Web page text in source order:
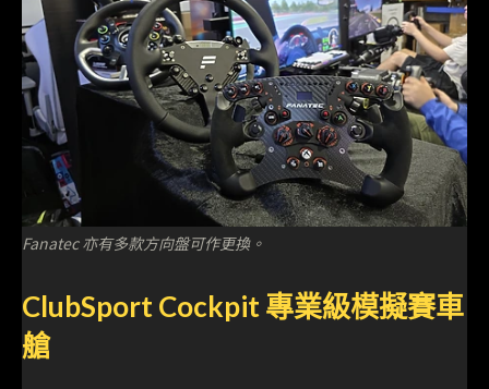
Fanatec 亦有多款方向盤可作更換。
ClubSport Cockpit 專業級模擬賽車
艙